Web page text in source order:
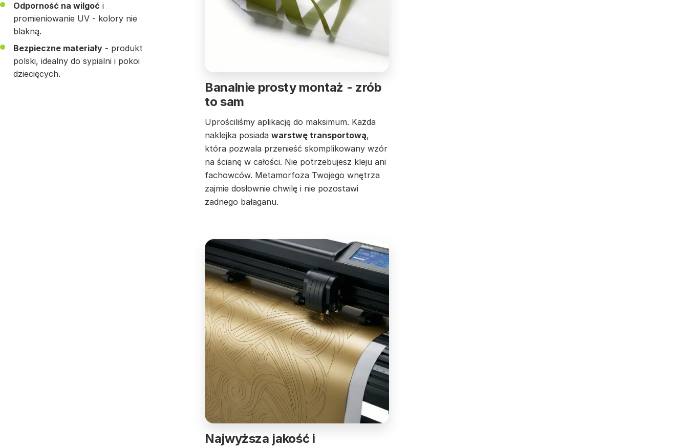
Odporność na wilgoć i
promieniowanie UV - kolory nie
blakną.
Bezpieczne materiały - produkt
polski, idealny do sypialni i pokoi
dziecięcych.
Banalnie prosty montaż - zrób
to sam
Uprościliśmy aplikację do maksimum. Każda
naklejka posiada warstwę transportową,
która pozwala przenieść skomplikowany wzór
na ścianę w całości. Nie potrzebujesz kleju ani
fachowców. Metamorfoza Twojego wnętrza
zajmie dosłownie chwilę i nie pozostawi
żadnego bałaganu.
Najwyższa jakość i